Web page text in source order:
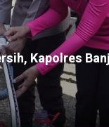
Salurkan